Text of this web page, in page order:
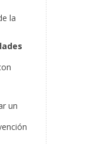
la
un